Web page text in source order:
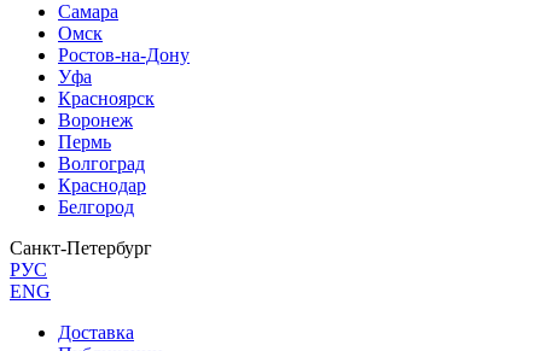
Самара
Омск
Ростов-на-Дону
Уфа
Красноярск
Воронеж
Пермь
Волгоград
Краснодар
Белгород
Санкт-Петербург
РУС
ENG
Доставка